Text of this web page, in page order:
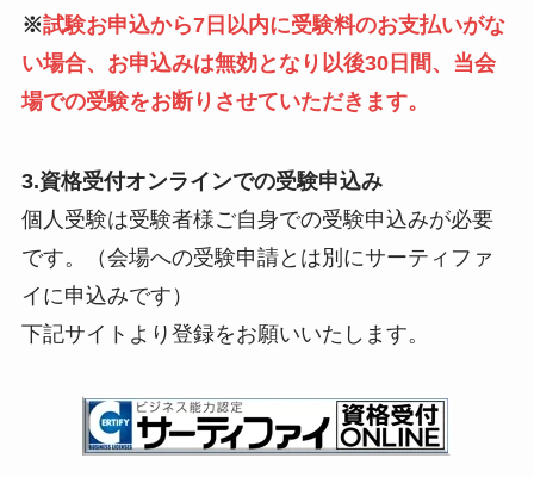
※試験お申込から7日以内に受験料のお支払いがな
い場合、お申込みは無効となり以後30日間、当会
場での受験をお断りさせていただきます。
3.資格受付オンラインでの受験申込み
個人受験は受験者様ご自身での受験申込みが必要
です。（会場への受験申請とは別にサーティファ
イに申込みです）
下記サイトより登録をお願いいたします。